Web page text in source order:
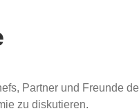
Partner und Freunde
zu diskutieren.